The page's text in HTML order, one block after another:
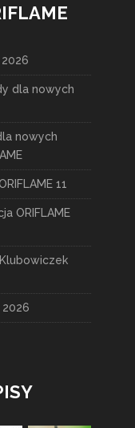
2026
dla nowych
nowych
11
ORIFLAME
2026